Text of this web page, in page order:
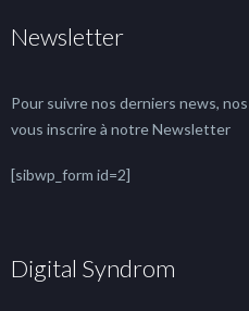
Newsletter
Pour suivre nos derniers news,
vous inscrire à notre Newsletter
[sibwp_form id=2]
Digital Syndrom